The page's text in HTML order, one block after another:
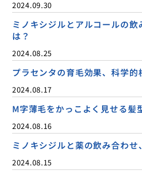
2024.09.30
ミノキシジルとアルコールの飲
は？
2024.08.25
プラセンタの育毛効果、科学的
2024.08.17
M字薄毛をかっこよく見せる髪
2024.08.16
ミノキシジルと薬の飲み合わせ
2024.08.15